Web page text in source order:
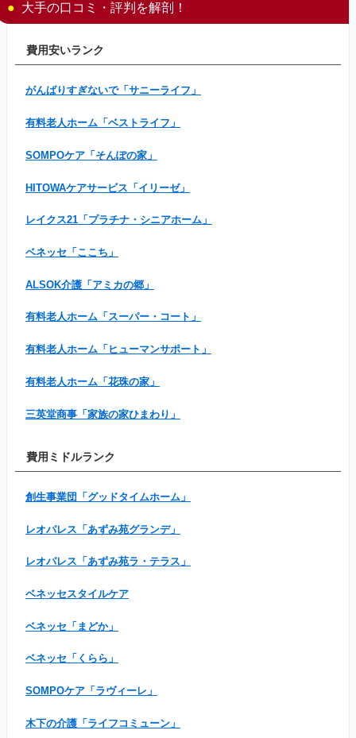
大手の口コミ・評判を解剖！
費用安いランク
がんばりすぎないで「サニーライフ」
有料老人ホーム「ベストライフ」
SOMPOケア「そんぽの家」
HITOWAケアサービス「イリーゼ」
レイクス21「プラチナ・シニアホーム」
ベネッセ「ここち」
ALSOK介護「アミカの郷」
有料老人ホーム「スーパー・コート」
有料老人ホーム「ヒューマンサポート」
有料老人ホーム「花珠の家」
三英堂商事「家族の家ひまわり」
費用ミドルランク
創生事業団「グッドタイムホーム」
レオパレス「あずみ苑グランデ」
レオパレス「あずみ苑ラ・テラス」
ベネッセスタイルケア
ベネッセ「まどか」
ベネッセ「くらら」
SOMPOケア「ラヴィーレ」
木下の介護「ライフコミューン」